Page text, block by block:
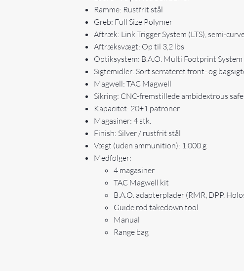
Ramme: Rustfrit stål
Greb: Full Size Polymer
Aftræk: Link Trigger System (LTS), semi-
Aftræksvægt: Op til 3,2 lbs
Optiksystem: B.A.O. Multi Footprint System
Sigtemidler: Sort serrateret front- og
Magwell: TAC Magwell
Sikring: CNC-fremstillede ambidextrous
Kapacitet: 20+1 patroner
Magasiner: 4 stk.
Finish: Silver / rustfrit stål
Vægt (uden ammunition): 1.000 g
Medfølger:
4 magasiner
TAC Magwell kit
B.A.O. adapterplader (RMR, DPP,
Guide rod takedown tool
Manual
Range bag